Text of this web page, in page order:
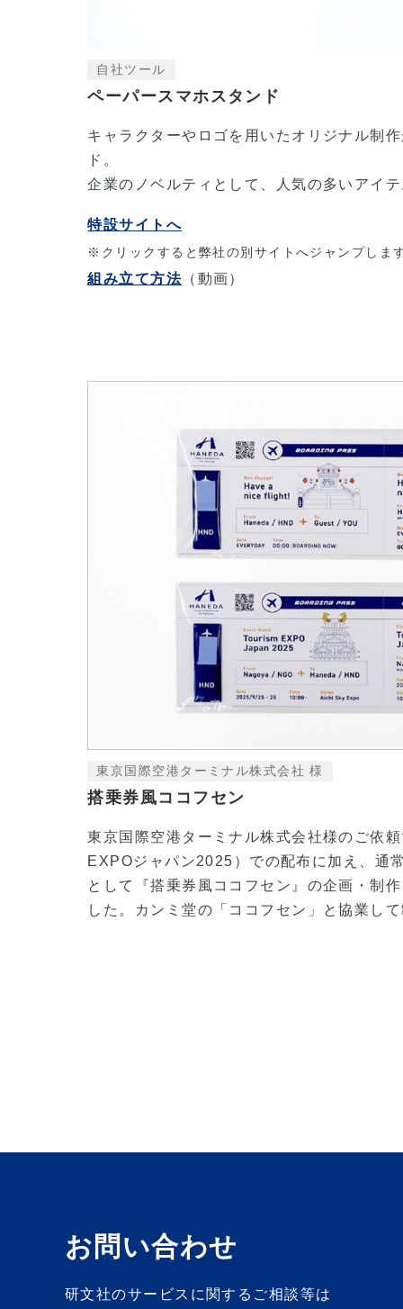
自社ツール
ペーパースマホスタンド
キャラクターやロゴを用いたオリジナル制
ド。
企業のノベルティとして、人気の多いアイ
特設サイトへ
※クリックすると弊社の別サイトへジャンプしま
組み立て方法 （動画）
東京国際空港ターミナル株式会社 様
搭乗券風ココフセン
東京国際空港ターミナル株式会社様のご依
EXPOジャパン2025）での配布に加え、通
として『搭乗券風ココフセン』の企画・制
した。カンミ堂の「ココフセン」と協業し
お問い合わせ
研文社のサービスに関するご相談等は